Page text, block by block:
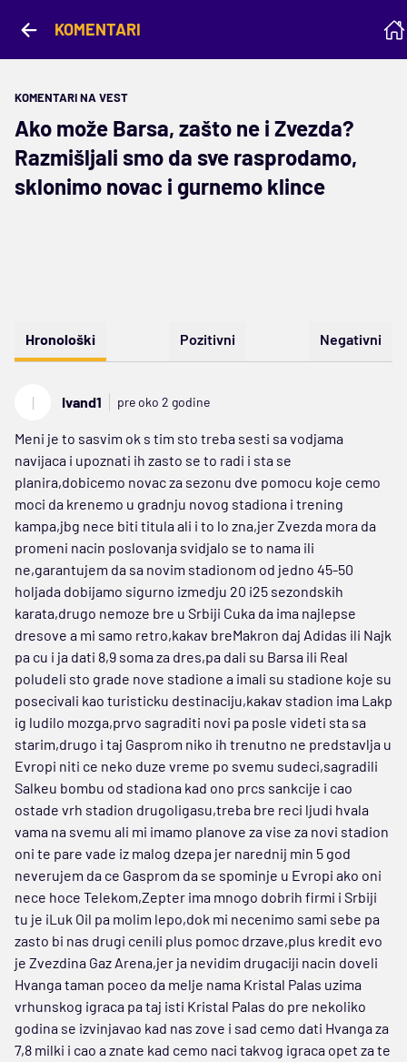
KOMENTARI
KOMENTARI NA VEST
Ako može Barsa, zašto ne i Zvezda?
Razmišljali smo da sve rasprodamo,
sklonimo novac i gurnemo klince
Hronološki Pozitivni Negativni
I Ivand1 pre oko 2 godine
Meni je to sasvim ok s tim sto treba sesti sa vodjama
navijaca i upoznati ih zasto se to radi i sta se
planira,dobicemo novac za sezonu dve pomocu koje cemo
moci da krenemo u gradnju novog stadiona i trening
kampa,jbg nece biti titula ali i to lo zna,jer Zvezda mora da
promeni nacin poslovanja svidjalo se to nama ili
ne,garantujem da sa novim stadionom od jedno 45-50
holjada dobijamo sigurno izmedju 20 i25 sezondskih
karata,drugo nemoze bre u Srbiji Cuka da ima najlepse
dresove a mi samo retro,kakav breMakron daj Adidas ili Najk
pa cu i ja dati 8,9 soma za dres,pa dali su Barsa ili Real
poludeli sto grade nove stadione a imali su stadione koje su
posecivali kao turisticku destinaciju,kakav stadion ima Lakp
ig ludilo mozga,prvo sagraditi novi pa posle videti sta sa
starim,drugo i taj Gasprom niko ih trenutno ne predstavlja u
Evropi niti ce neko duze vreme po svemu sudeci,sagradili
Salkeu bombu od stadiona kad ono prcs sankcije i cao
ostade vrh stadion drugoligasu,treba bre reci ljudi hvala
vama na svemu ali mi imamo planove za vise za novi stadion
oni te pare vade iz malog dzepa jer narednij min 5 god
neverujem da ce Gasprom da se spominje u Evropi ako oni
nece hoce Telekom,Zepter ima mnogo dobrih firmi i Srbiji
tu je iLuk Oil pa molim lepo,dok mi necenimo sami sebe pa
zasto bi nas drugi cenili plus pomoc drzave,plus kredit evo
je Zvezdina Gaz Arena,jer ja nevidim drugaciji nacin doveli
Hvanga taman poceo da melje nama Kristal Palas uzima
vrhunskog igraca pa taj isti Kristal Palas do pre nekoliko
godina se izvinjavao kad nas zove i sad cemo dati Hvanga za
7,8 milki i cao a znate kad cemo naci takvog igraca opet za te